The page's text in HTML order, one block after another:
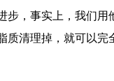
步，事实上，我们用
质清理掉，就可以完